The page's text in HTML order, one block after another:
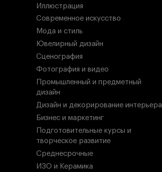
Иллюстрация
Современное искусство
Мода и стиль
Ювелирный дизайн
Сценография
Фотография и видео
Промышленный и предметный
дизайн
Дизайн и декорирование интерьера
Бизнес и маркетинг
Подготовительные курсы и
творческое развитие
Среднесрочные
ИЗО и Керамика